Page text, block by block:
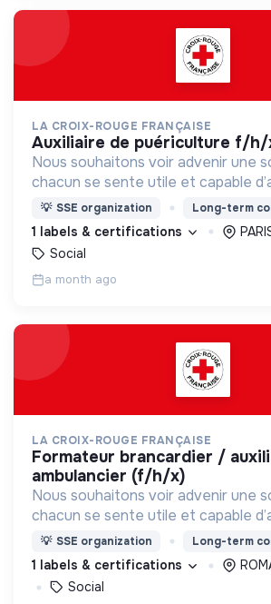
LA CROIX-ROUGE FRANÇAISE
auxiliaire de puériculture f/
Nous souhaitons voir advenir une
chacun se sente utile et capable
nous proposons des moyens et
d’engagement innovants et
💡 SSE organization Long-term
1 labels & certifications
Social
a month ago
LA CROIX-ROUGE FRANÇAISE
formateur brancardier / auxiliaire
ambulancier (f/h/x)
Nous souhaitons voir advenir une
chacun se sente utile et capable
nous proposons des moyens et
d’engagement innovants et
💡 SSE organization Long-term
1 labels & certifications
Social